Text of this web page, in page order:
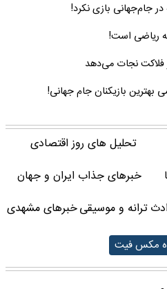
جام‌جهانی بازی نکرد!
ریاضی است!
تحلیل های روز اقتصادی
خبرهای جذاب ایران و جهان
ترانه و موسیقیخبرهای مشهدی
مکس فیت